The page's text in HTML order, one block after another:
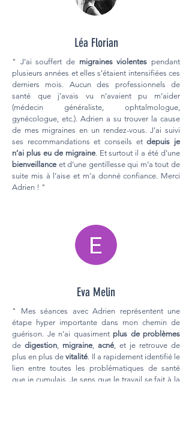
Léa Florian
" J’ai souffert de migraines violentes pendant
plusieurs années et elles s’étaient intensifiées ces
derniers mois. Aucun des professionnels de
santé que j’avais vu n’avaient pu m’aider
(médecin généraliste, ophtalmologue,
gynécologue, etc.). Adrien a su trouver la cause
de mes migraines en un rendez-vous. J’ai suivi
ses recommandations et conseils etdepuis je
n’ai plus eu de migraine. Et surtout il a été d’une
bienveillance et d’une gentillesse qui m’a tout de
suite mis à l’aise et m’a donné confiance. Merci
Adrien ! "
Eva Melin
" Mes séances avec Adrien représentent une
étape hyper importante dans mon chemin de
guérison. Je n’ai quasiment plus de problèmes
de digestion migraine acné , et je retrouve de
plus en plus devitalité. Il a rapidement identifié le
lien entre toutes les problématiques de santé
que je cumulais. Je sens que le travail se fait à la